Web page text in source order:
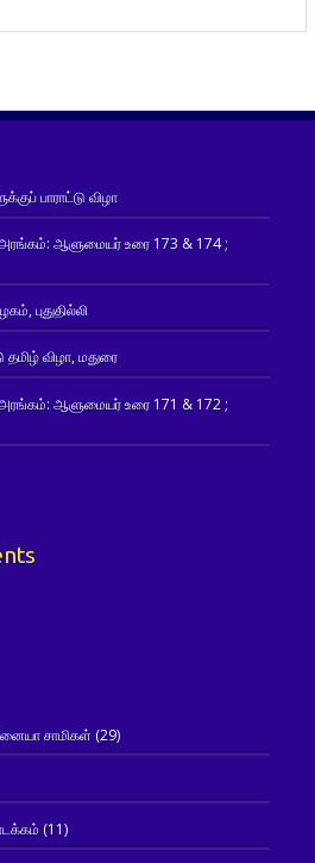
பாராட்டு விழா
ஆளுமையர் உரை 173 & 174 ;
புதுதில்லி
விழா, மதுரை
ஆளுமையர் உரை 171 & 172 ;
சாமிகள் (29)
(11)